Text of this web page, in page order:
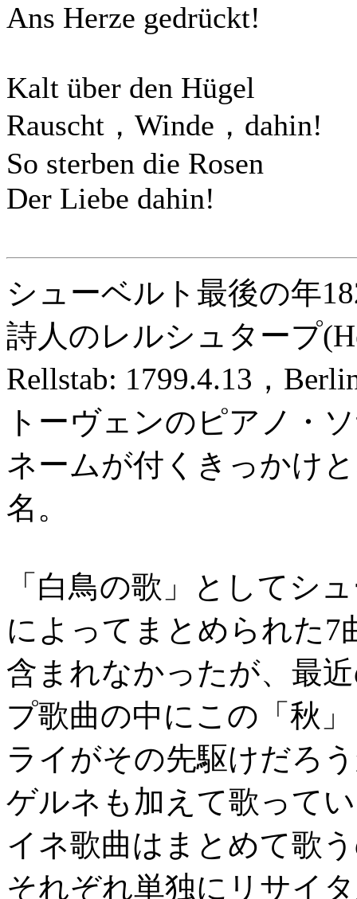
Ans Herze gedrückt!
Kalt über den Hügel
Rauscht，Winde，dahin!
So sterben die Rosen
Der Liebe dahin!
シューベルト最後の年
詩人のレルシュタープ
Rellstab: 1799.4.13，
トーヴェンのピアノ・
ネームが付くきっかけ
名。
「白鳥の歌」としてシ
によってまとめられた7
含まれなかったが、最
プ歌曲の中にこの「秋
ライがその先駆けだろ
ゲルネも加えて歌って
イネ歌曲はまとめて歌
それぞれ単独にリサイ